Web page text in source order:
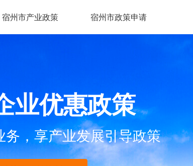
宿州市产业政策 宿州市政策申请
业优惠政策
，享产业发展引导政策